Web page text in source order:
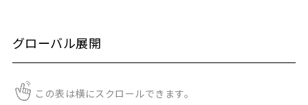
グローバル展開
この表は横にスクロールできます。